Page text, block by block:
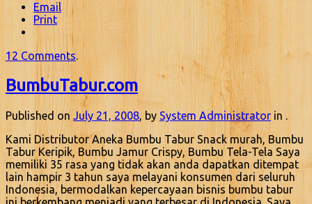
Email
Print
12 Comments.
BumbuTabur.com
Published on July 21, 2008, by System Administratorin .
Kami Distributor Aneka Bumbu Tabur Snack murah, Bumbu
Tabur Keripik, Bumbu Jamur Crispy, Bumbu Tela-Tela Saya
memiliki 35 rasa yang tidak akan anda dapatkan ditempat
lain hampir 3 tahun saya melayani konsumen dari seluruh
Indonesia, bermodalkan kepercayaan bisnis bumbu tabur